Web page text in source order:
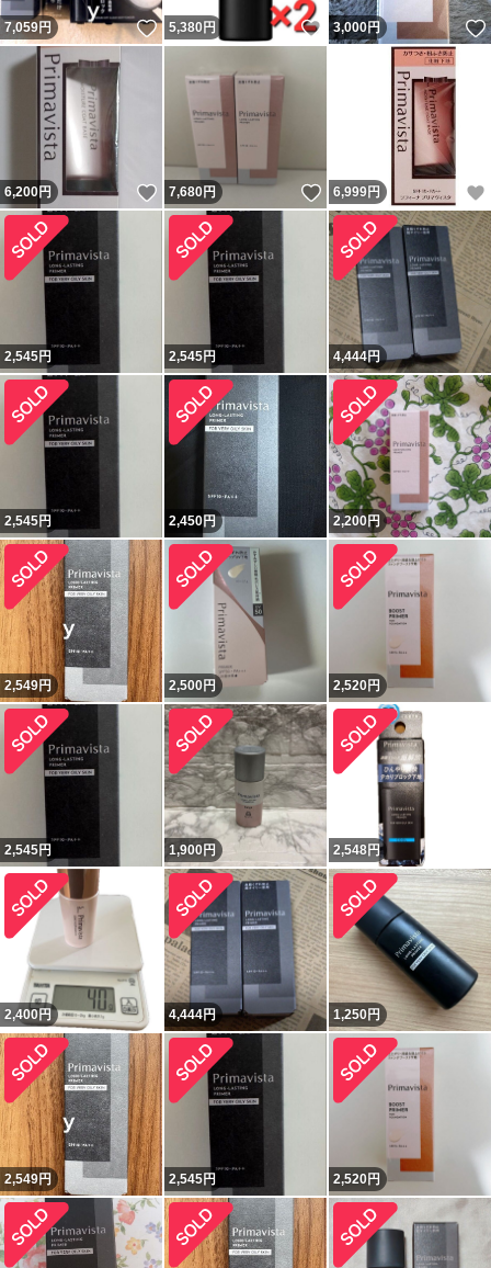
7,059円 いいね！
5,380 円 いいね！
3,000円
6,200円 いいね！
7,680円 いいね！
6,999円
2,545円 2,545円 4,444円
2,545円 2,450円 2,200円
2,549円 2,500円 2,520円
2,545円 1,900円 2,548円
2,400円 4,444円 1,250円
2,549円 2,545円 2,520円